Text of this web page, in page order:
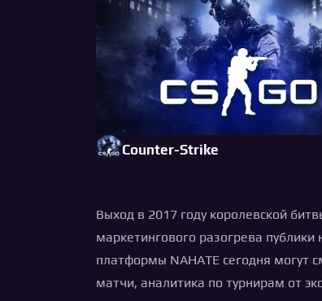
Counter-Strike
Выход в 2017 году королевской
маркетингового разогрева
платформы NAHATE сегодня могут
матчи, аналитика по турнирам от